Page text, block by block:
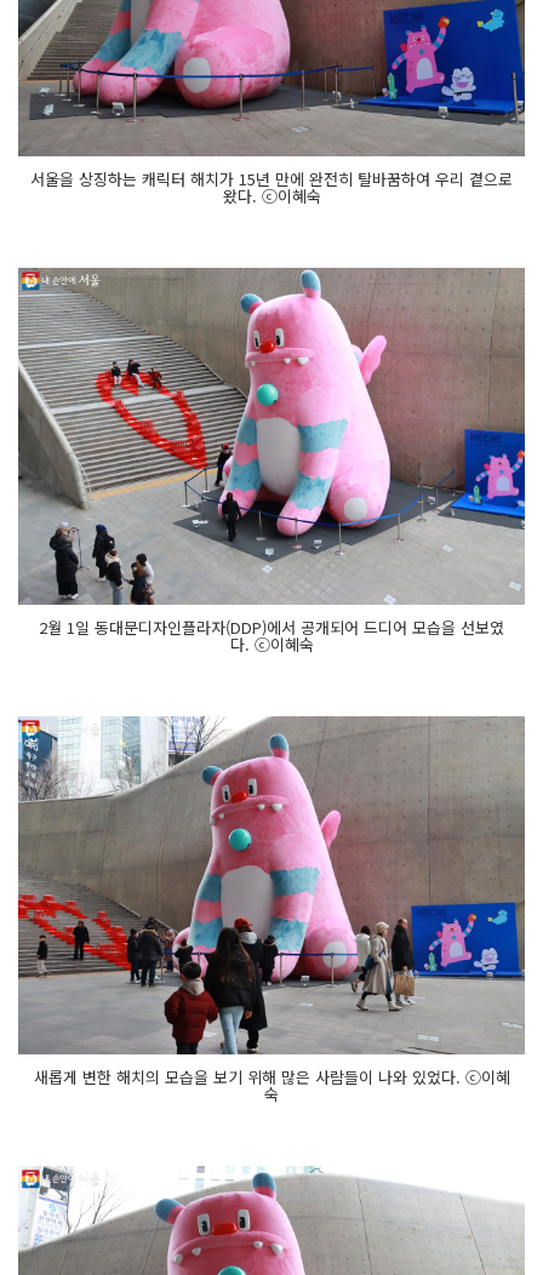
서울을 상징하는 캐릭터 해치가 15년 만에 완전히 탈바꿈하여 우리 곁으로
왔다. ⓒ이혜숙
2월 1일 동대문디자인플라자(DDP)에서 공개되어 드디어 모습을 선보였
다. ⓒ이혜숙
새롭게 변한 해치의 모습을 보기 위해 많은 사람들이 나와 있었다. ⓒ이혜
숙